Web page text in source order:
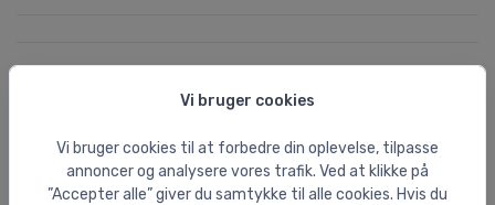
Vi bruger cookies
Vi bruger cookies til at forbedre din oplevelse, tilpasse
annoncer og analysere vores trafik. Ved at klikke på
”Accepter alle” giver du samtykke til alle cookies. Hvis du